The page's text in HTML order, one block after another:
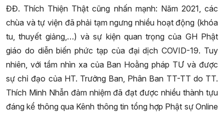
ĐĐ. Thích Thiện Thật cũng nhấn mạnh: Năm 2021, các
chùa và tự viện đã phải tạm ngưng nhiều hoạt động (khóa
tu, thuyết giảng,…) và sự kiện quan trọng của GH Phật
giáo do diễn biến phức tạp của đại dịch COVID-19. Tuy
nhiên, với tầm nhìn xa của Ban Hoằng pháp TƯ và được
sự chỉ đạo của HT. Trưởng Ban, Phân Ban TT-TT do TT.
Thích Minh Nhẫn đảm nhiệm đã đạt được nhiều thành tựu
đáng kể thông qua Kênh thông tin tổng hợp Phật sự Online